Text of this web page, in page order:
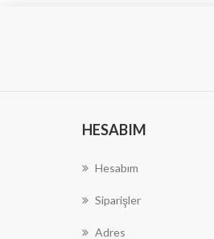
HESABIM
Hesabım
Siparişler
Adres